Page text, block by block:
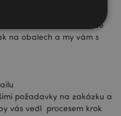
v přímé spolupráci s
Personalizace může
na obalech a my vám s
požadavky na zakázku a
vás vedl procesem krok
umožňují základní
je přihlášení
nutných